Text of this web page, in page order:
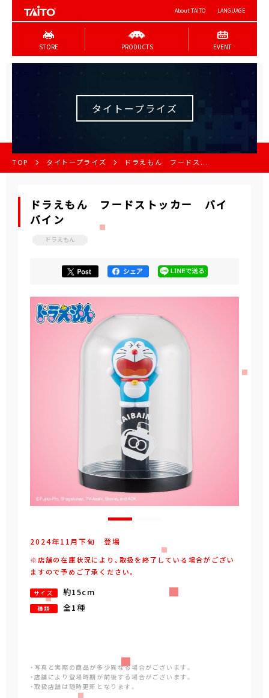
About TAITO LANGUAGE
STORE PRODUCTS EVENT
タイトープライズ
TOP タイトープライズ ドラえもん フードス...
ドラえもん フードストッカー バイ
バイン
ドラえもん
2024年11月下旬 登場
※店舗の在庫状況により、取扱を終了している場合がござい
ますので予めご了承ください。
サイズ 約15cm
種類 全1種
・写真と実際の商品が多少異なる場合がございます。
・店舗により登場時期が前後する場合がございます。
・取扱店舗は随時更新となります。